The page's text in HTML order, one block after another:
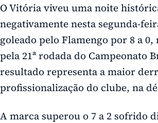
O Vitória viveu uma noite
negativamente nesta segunda-
goleado pelo Flamengo por 8 a 0,
pela 21ª rodada do Campeonato
resultado representa a maior
profissionalização do clube, na
A marca superou o 7 a 2 sofrido